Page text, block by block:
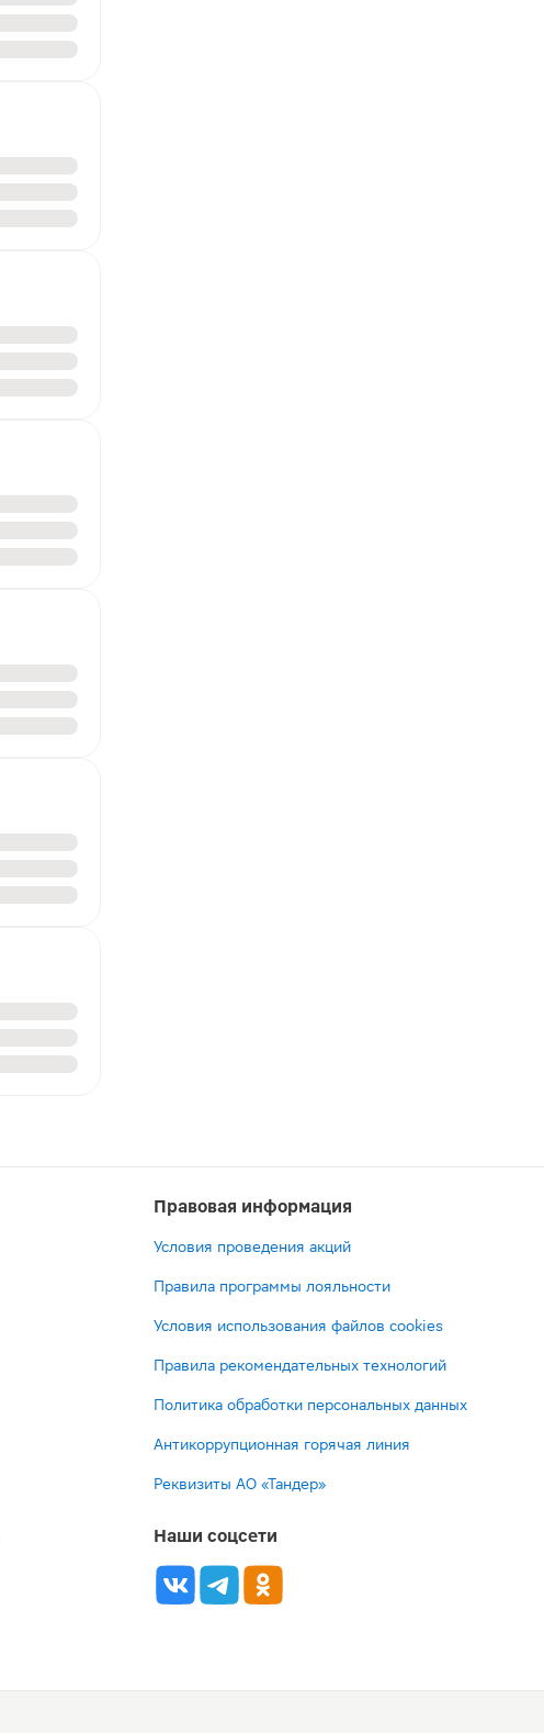
Правовая информация
Условия проведения акций
Правила программы лояльности
Условия использования файлов cookies
Правила рекомендательных технологий
Политика обработки персональных данных
Антикоррупционная горячая линия
Реквизиты АО «Тандер»
Наши соцсети